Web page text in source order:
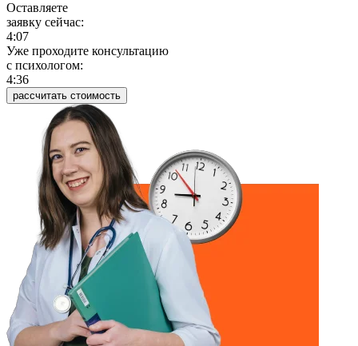
Оставляете
заявку сейчас:
4:07
Уже проходите консультацию
c психологом:
4:36
рассчитать стоимость